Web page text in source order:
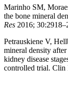
Marinho SM,
the bone mineral
Res 2016;
Petrauskiene V,
mineral density
kidney disease
controlled trial. Clin